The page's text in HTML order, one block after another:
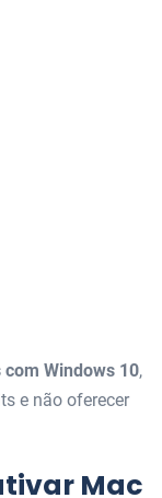
Windows 10,
e não oferecer
Mac